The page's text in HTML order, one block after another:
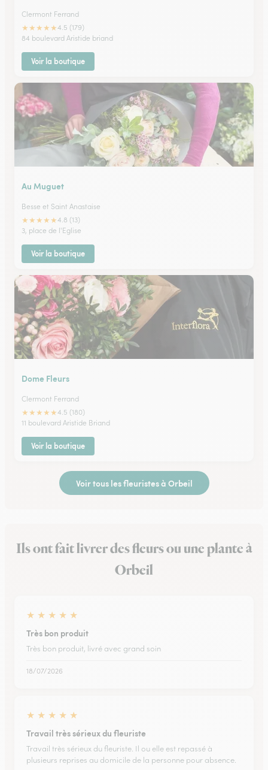
Clermont Ferrand
★★★★★4.5 (179)
84 boulevard Aristide briand
Voir la boutique
Au Muguet
Besse et Saint Anastaise
★★★★★4.8 (13)
3, place de l'Eglise
Voir la boutique
Dome Fleurs
Clermont Ferrand
★★★★★4.5 (180)
11 boulevard Aristide Briand
Voir la boutique
Voir tous les fleuristes à Orbeil
Ils ont fait livrer des fleurs ou une plante à
Orbeil
★ ★ ★ ★ ★
Très bon produit
Très bon produit, livré avec grand soin
18/07/2026
★ ★ ★ ★ ★
Travail très sérieux du fleuriste
Travail très sérieux du fleuriste. Il ou elle est repassé à
plusieurs reprises au domicile de la personne pour absence.